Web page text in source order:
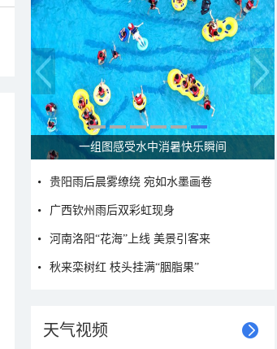
一组图感受水中消暑快乐瞬间
贵阳雨后晨雾缭绕 宛如水墨画卷
广西钦州雨后双彩虹现身
河南洛阳“花海”上线 美景引客来
秋来栾树红 枝头挂满“胭脂果”
天气视频